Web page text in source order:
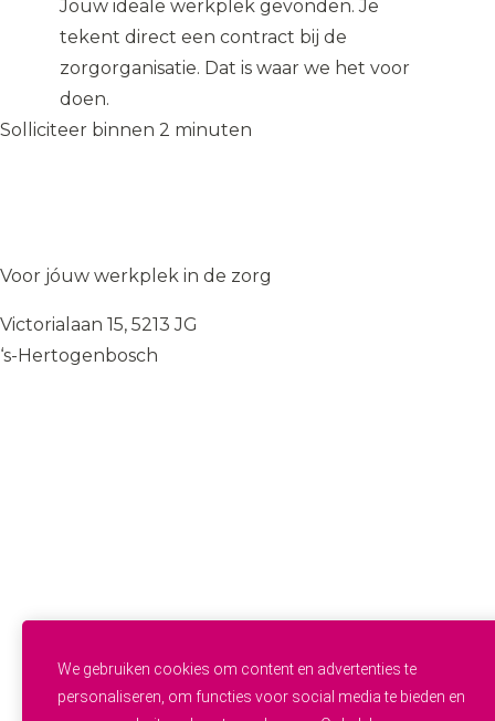
We gebruiken cookies om content en advertenties te
personaliseren, om functies voor social media te bieden en
Jouw ideale werkplek gevonden. Je
tekent direct een contract bij de
zorgorganisatie. Dat is waar we het voor
doen.
Solliciteer binnen 2 minuten
Voor jóuw werkplek in de zorg
Victorialaan 15, 5213 JG
‘s-Hertogenbosch
Helpende Plus
Zij-instroom